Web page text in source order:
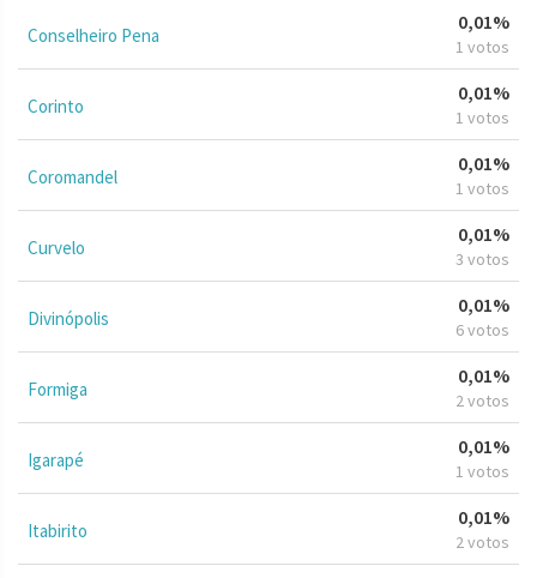
Conselheiro Pena
0,01%
1 votos
Corinto
0,01%
1 votos
Coromandel
0,01%
1 votos
Curvelo
0,01%
3 votos
Divinópolis
0,01%
6 votos
Formiga
0,01%
2 votos
Igarapé
0,01%
1 votos
Itabirito
0,01%
2 votos